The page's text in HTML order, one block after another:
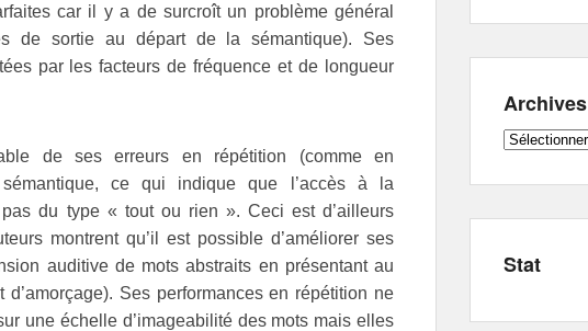
car il y a de surcroît un problème général
de sortie au départ de la sémantique). Ses
par les facteurs de fréquence et de longueur
de ses erreurs en répétition (comme en
ce qui indique que l’accès à la
du type « tout ou rien ». Ceci est d’ailleurs
montrent qu’il est possible d’améliorer ses
auditive de mots abstraits en présentant au
Ses performances en répétition ne
une échelle d’imageabilité des mots mais elles
Archives
Archives
Stat